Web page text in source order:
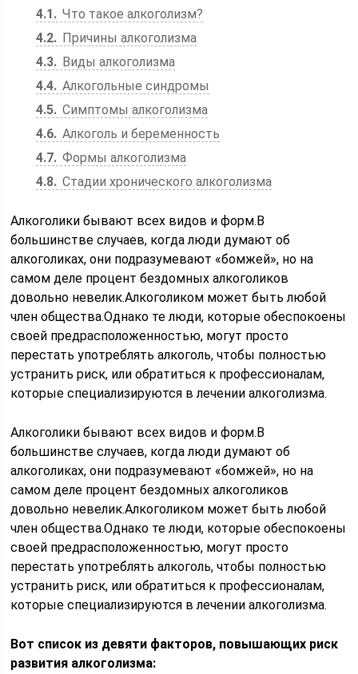
4.1
Что такое алкоголизм?
4.2
Причины алкоголизма
4.3
Виды алкоголизма
4.4 Алкогольные синдромы
4.5 Симптомы алкоголизма
4.6 Алкоголь и беременность
4.7 Формы алкоголизма
4.8 Стадии хронического алкоголизма
Алкоголики бывают всех видов и форм.В
большинстве случаев, когда люди думают об
алкоголиках, они подразумевают «бомжей», но на
самом деле процент бездомных алкоголиков
довольно невелик.Алкоголиком может быть любой
член общества.Однако те люди, которые обеспокоены
своей предрасположенностью, могут просто
перестать употреблять алкоголь, чтобы полностью
устранить риск, или обратиться к профессионалам,
которые специализируются в лечении алкоголизма.
Алкоголики бывают всех видов и форм.В
большинстве случаев, когда люди думают об
алкоголиках, они подразумевают «бомжей», но на
самом деле процент бездомных алкоголиков
довольно невелик.Алкоголиком может быть любой
член общества.Однако те люди, которые обеспокоены
своей предрасположенностью, могут просто
перестать употреблять алкоголь, чтобы полностью
устранить риск, или обратиться к профессионалам,
которые специализируются в лечении алкоголизма.
Вот список из девяти факторов, повышающих риск
развития алкоголизма: